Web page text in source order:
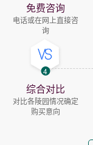
免费咨询
电话或在网上直接咨
询
4
综合对比
对比各陵园情况确定
购买意向